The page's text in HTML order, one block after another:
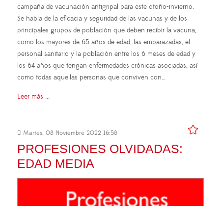
campaña de vacunación antigripal para este otoño-invierno.
Se habla de la eficacia y seguridad de las vacunas y de los
principales grupos de población que deben recibir la vacuna,
como los mayores de 65 años de edad, las embarazadas, el
personal sanitario y la población entre los 6 meses de edad y
los 64 años que tengan enfermedades crónicas asociadas, así
como todas aquellas personas que conviven con…
Leer más ...
Martes, 08 Noviembre 2022 16:58
PROFESIONES OLVIDADAS:
EDAD MEDIA